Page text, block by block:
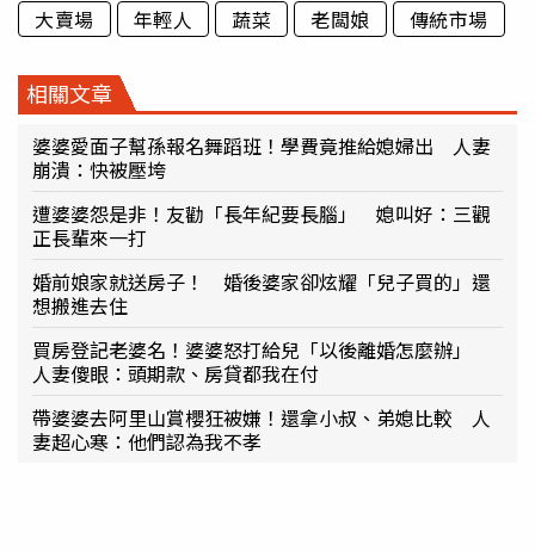
大賣場
年輕人 蔬菜 老闆娘 傳統市場
相關文章
婆婆愛面子幫孫報名舞蹈班！學費竟推給媳婦出 人妻
崩潰：快被壓垮
遭婆婆怨是非！友勸「長年紀要長腦」 媳叫好：三觀
正長輩來一打
婚前娘家就送房子！ 婚後婆家卻炫耀「兒子買的」還
想搬進去住
買房登記老婆名！婆婆怒打給兒「以後離婚怎麼辦」
人妻傻眼：頭期款、房貸都我在付
帶婆婆去阿里山賞櫻狂被嫌！還拿小叔、弟媳比較 人
妻超心寒：他們認為我不孝